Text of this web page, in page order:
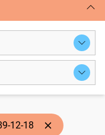
12-18